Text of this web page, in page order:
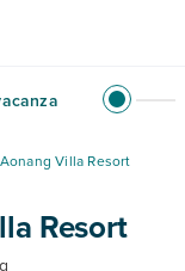
Aonang Villa Resort
Resort